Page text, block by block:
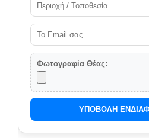
Φωτογραφία Θέας:
ΥΠΟΒΟΛΗ